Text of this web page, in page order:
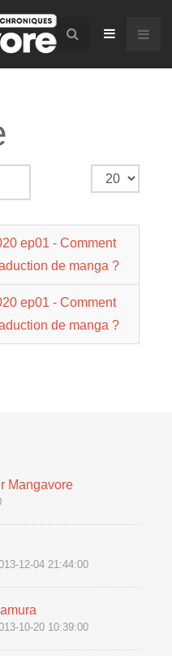
Affichage
ep01 - Comment
de manga ?
ep01 - Comment
de manga ?
Mangavore
12-04 21:44:00
10-20 10:39:00